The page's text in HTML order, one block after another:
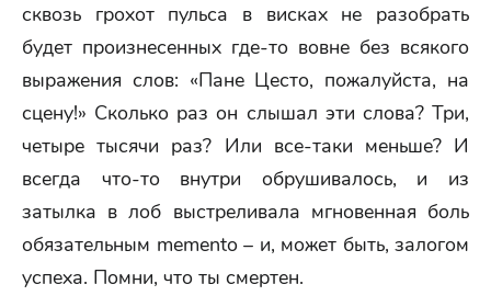
сквозь грохот пульса в висках не разобрать
будет произнесенных где-то вовне без всякого
выражения слов: «Пане Цесто, пожалуйста, на
сцену!» Сколько раз он слышал эти слова? Три,
четыре тысячи раз? Или все-таки меньше? И
всегда что-то внутри обрушивалось, и из
затылка в лоб выстреливала мгновенная боль
обязательным memento – и, может быть, залогом
успеха. Помни, что ты смертен.